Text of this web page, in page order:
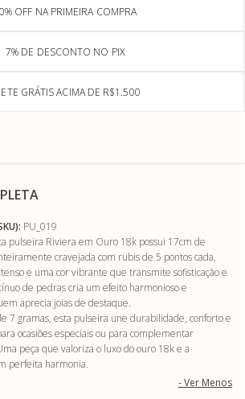
OFF NA PRIMEIRA COMPRA
7% DE DESCONTO NO PIX
GRÁTIS ACIMA DE R$1.500
PU_019
pulseira Riviera em Ouro 18k possui 17cm de
cravejada com rubis de 5 pontos cada,
e uma cor vibrante que transmite sofisticação e
de pedras cria um efeito harmonioso e
aprecia joias de destaque.
7 gramas, esta pulseira une durabilidade, conforto e
ocasiões especiais ou para complementar
peça que valoriza o luxo do ouro 18k e a
perfeita harmonia.